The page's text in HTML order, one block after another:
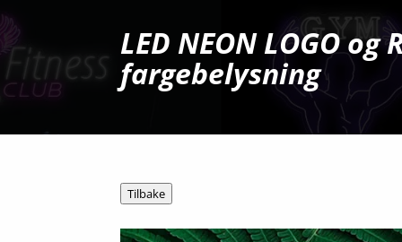
LED NEON LOGO og
fargebelysning
Tilbake